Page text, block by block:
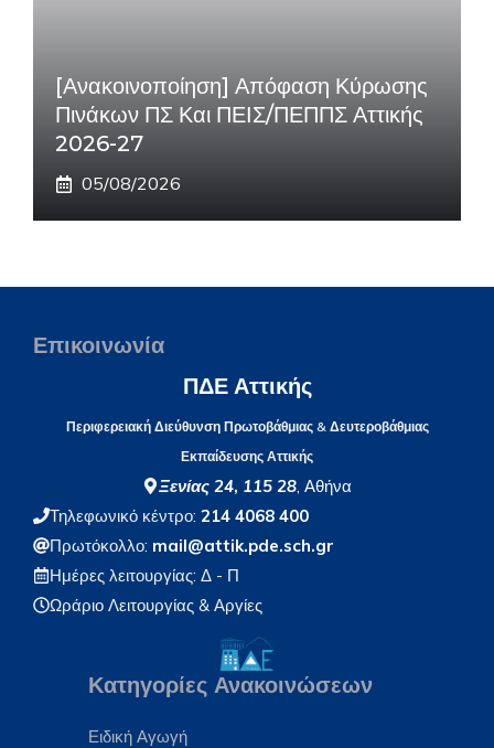
[Ανακοινοποίηση] Απόφαση Κύρωσης
Πινάκων ΠΣ Και ΠΕΙΣ/ΠΕΠΠΣ Αττικής
2026-27
05/08/2026
Επικοινωνία
ΠΔΕ Αττικής
Περιφερειακή Διεύθυνση Πρωτοβάθμιας & Δευτεροβάθμιας
Εκπαίδευσης Αττικής
Ξενίας 24, 115 28, Αθήνα
Τηλεφωνικό κέντρο: 214 4068 400
Πρωτόκολλο: mail@attik.pde.sch.gr
Ημέρες λειτουργίας: Δ - Π
Ωράριο Λειτουργίας & Αργίες
Κατηγορίες Ανακοινώσεων
Ειδική Αγωγή